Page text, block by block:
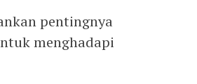
pentingnya
menghadapi